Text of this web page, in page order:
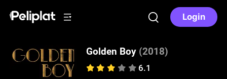
Login
Golden Boy (2018)
6.1